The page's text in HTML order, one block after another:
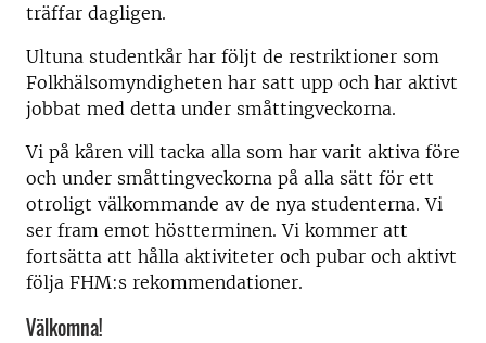
träffar dagligen.
Ultuna studentkår har följt de restriktioner som
Folkhälsomyndigheten har satt upp och har aktivt
jobbat med detta under småttingveckorna.
Vi på kåren vill tacka alla som har varit aktiva före
och under småttingveckorna på alla sätt för ett
otroligt välkommande av de nya studenterna. Vi
ser fram emot höstterminen. Vi kommer att
fortsätta att hålla aktiviteter och pubar och aktivt
följa FHM:s rekommendationer.
Välkomna!